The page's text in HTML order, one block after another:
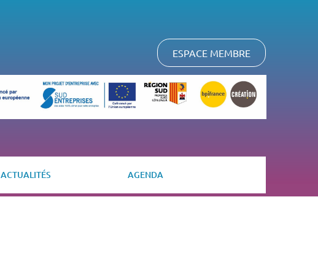
ESPACE MEMBRE
ACTUALITÉS AGENDA